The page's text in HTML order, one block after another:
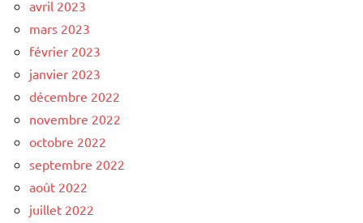
avril 2023
mars 2023
février 2023
janvier 2023
décembre 2022
novembre 2022
octobre 2022
septembre 2022
août 2022
juillet 2022